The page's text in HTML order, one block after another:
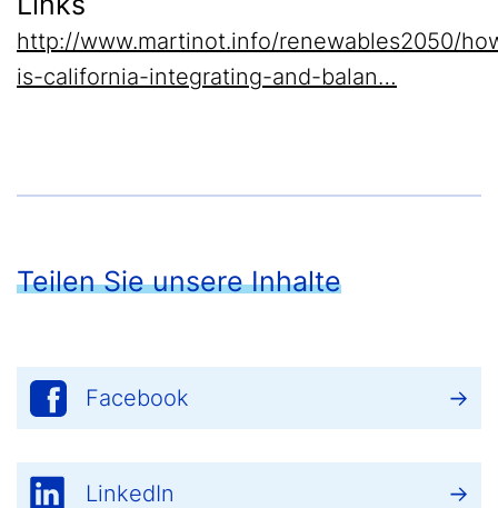
http://www.martinot.info/renewables2050/
is-california-integrating-and-balan…
Teilen Sie unsere Inhalte
Facebook
LinkedIn